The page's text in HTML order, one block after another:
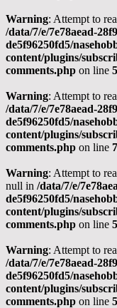
Warning: Attempt to
/data/7/e/7e78aead-
de5f96250fd5/
content/plugins/
comments.php on line
Warning: Attempt to
/data/7/e/7e78aead-
de5f96250fd5/
content/plugins/
comments.php on line
Warning: Attempt to
null in /data/7/e/
de5f96250fd5/
content/plugins/
comments.php on line
Warning: Attempt to
/data/7/e/7e78aead-
de5f96250fd5/
content/plugins/
comments.php on line